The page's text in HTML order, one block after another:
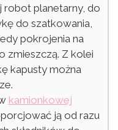
robot planetarny, do
do szatkowania,
pokrojenia na
zmieszczą. Z kolei
kapusty można
kamionkowej
ją od razu